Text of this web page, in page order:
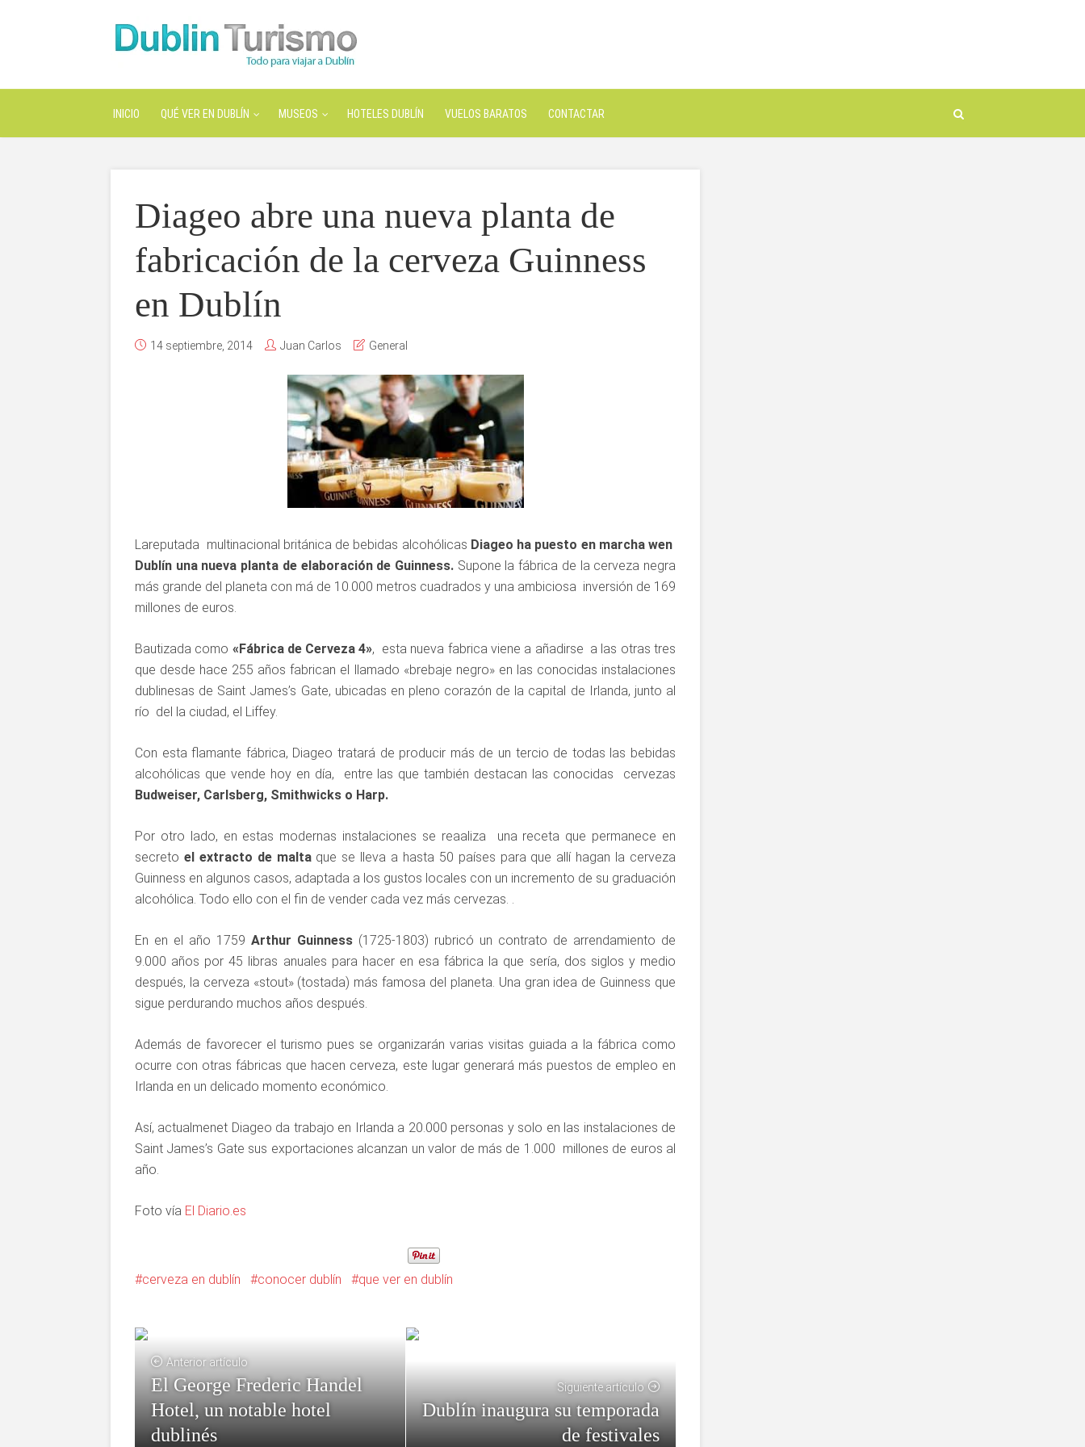
INICIO QUÉ VER EN DUBLÍN MUSEOS HOTELES DUBLÍN VUELOS BARATOS CONTACTAR
Diageo abre una nueva planta de
fabricación de la cerveza Guinness
en Dublín
14 septiembre, 2014 Juan Carlos General
Lareputada multinacional británica de bebidas alcohólicas Diageo ha puesto en marcha wen
Dublín una nueva planta de elaboración de Guinness. Supone la fábrica de la cerveza negra
más grande del planeta con má de 10.000 metros cuadrados y una ambiciosa inversión de 169
millones de euros.
Bautizada como «Fábrica de Cerveza 4», esta nueva fabrica viene a añadirse a las otras tres
que desde hace 255 años fabrican el llamado «brebaje negro» en las conocidas instalaciones
dublinesas de Saint James’s Gate, ubicadas en pleno corazón de la capital de Irlanda, junto al
río del la ciudad, el Liffey.
Con esta flamante fábrica, Diageo tratará de producir más de un tercio de todas las bebidas
alcohólicas que vende hoy en día, entre las que también destacan las conocidas cervezas
Budweiser, Carlsberg, Smithwicks o Harp.
Por otro lado, en estas modernas instalaciones se reaaliza una receta que permanece en
secreto el extracto de maltaque se lleva a hasta 50 países para que allí hagan la cerveza
Guinness en algunos casos, adaptada a los gustos locales con un incremento de su graduación
alcohólica. Todo ello con el fin de vender cada vez más cervezas. .
En en el año 1759 Arthur Guinness (1725-1803) rubricó un contrato de arrendamiento de
9.000 años por 45 libras anuales para hacer en esa fábrica la que sería, dos siglos y medio
después, la cerveza «stout» (tostada) más famosa del planeta. Una gran idea de Guinness que
sigue perdurando muchos años después.
Además de favorecer el turismo pues se organizarán varias visitas guiada a la fábrica como
ocurre con otras fábricas que hacen cerveza, este lugar generará más puestos de empleo en
Irlanda en un delicado momento económico.
Así, actualmenet Diageo da trabajo en Irlanda a 20.000 personas y solo en las instalaciones de
Saint James’s Gate sus exportaciones alcanzan un valor de más de 1.000 millones de euros al
año.
Foto vía El Diario.es
cerveza en dublín conocer dublín que ver en dublín
Anterior artículo
El George Frederic Handel
Hotel, un notable hotel
dublinés
Siguiente artículo
Dublín inaugura su temporada
de festivales